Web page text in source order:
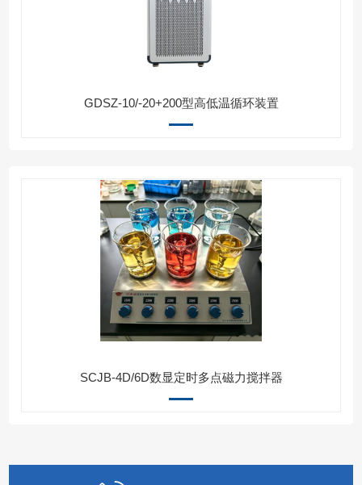
GDSZ-10/-20+200型高低温循环装置
SCJB-4D/6D数显定时多点磁力搅拌器